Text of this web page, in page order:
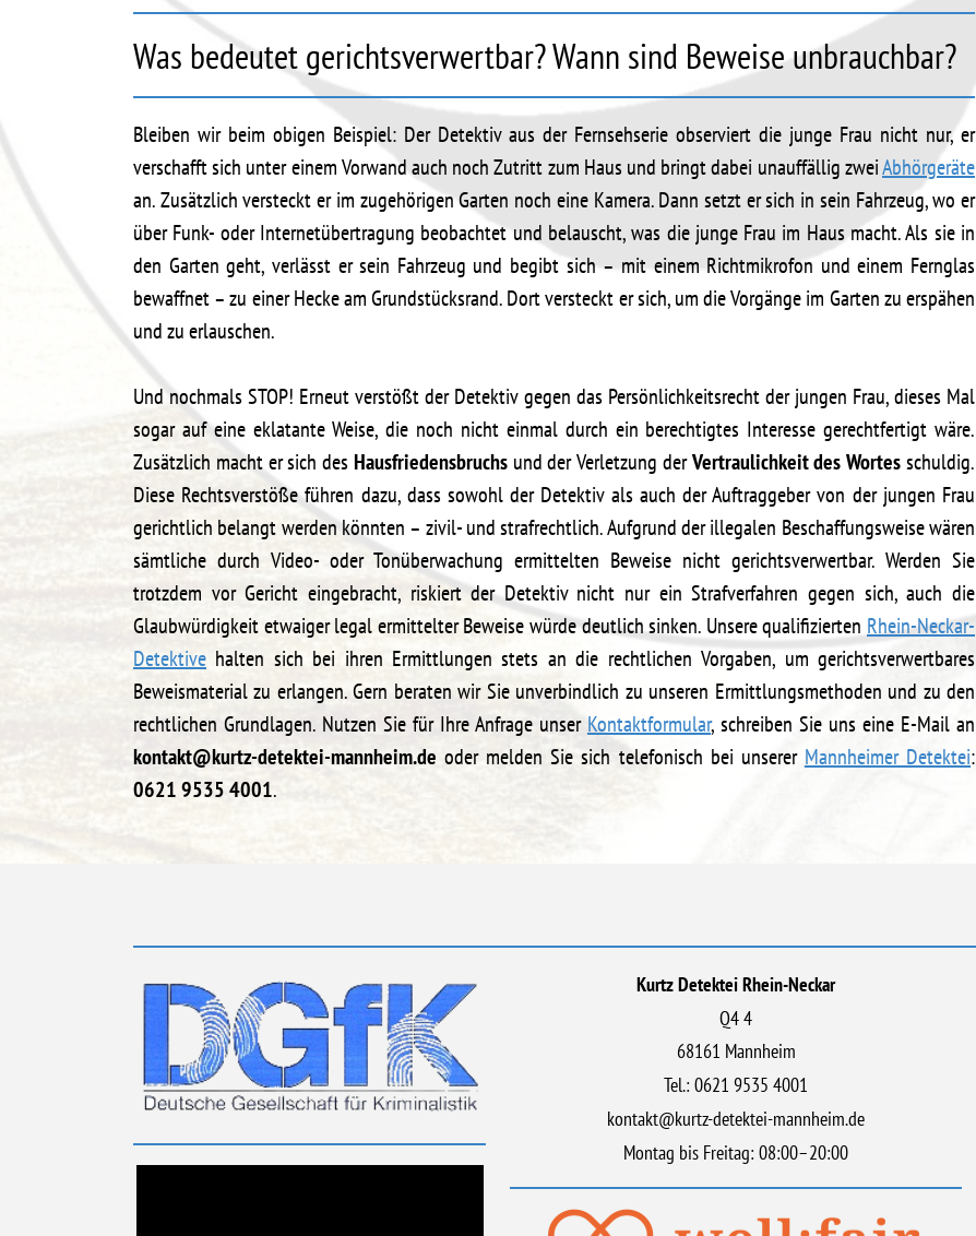
Was bedeutet gerichtsverwertbar? Wann sind Beweise unbrauchbar?
Bleiben wir beim obigen Beispiel: Der Detektiv aus der Fernsehserie observiert die junge Frau nicht nur, er
verschafft sich unter einem Vorwand auch noch Zutritt zum Haus und bringt dabei unauffällig zweiAbhörgeräte
an. Zusätzlich versteckt er im zugehörigen Garten noch eine Kamera. Dann setzt er sich in sein Fahrzeug, wo er
über Funk- oder Internetübertragung beobachtet und belauscht, was die junge Frau im Haus macht. Als sie in
den Garten geht, verlässt er sein Fahrzeug und begibt sich – mit einem Richtmikrofon und einem Fernglas
bewaffnet – zu einer Hecke am Grundstücksrand. Dort versteckt er sich, um die Vorgänge im Garten zu erspähen
und zu erlauschen.
Und nochmals STOP! Erneut verstößt der Detektiv gegen das Persönlichkeitsrecht der jungen Frau, dieses Mal
sogar auf eine eklatante Weise, die noch nicht einmal durch ein berechtigtes Interesse gerechtfertigt wäre.
Zusätzlich macht er sich des Hausfriedensbruchsund der Verletzung derVertraulichkeit des Wortesschuldig.
Diese Rechtsverstöße führen dazu, dass sowohl der Detektiv als auch der Auftraggeber von der jungen Frau
gerichtlich belangt werden könnten – zivil- und strafrechtlich. Aufgrund der illegalen Beschaffungsweise wären
sämtliche durch Video- oder Tonüberwachung ermittelten Beweise nicht gerichtsverwertbar. Werden Sie
trotzdem vor Gericht eingebracht, riskiert der Detektiv nicht nur ein Strafverfahren gegen sich, auch die
Glaubwürdigkeit etwaiger legal ermittelter Beweise würde deutlich sinken. Unsere qualifizierten Rhein-Neckar-
Detektive halten sich bei ihren Ermittlungen stets an die rechtlichen Vorgaben, um gerichtsverwertbares
Beweismaterial zu erlangen. Gern beraten wir Sie unverbindlich zu unseren Ermittlungsmethoden und zu den
rechtlichen Grundlagen. Nutzen Sie für Ihre Anfrage unser Kontaktformular, schreiben Sie uns eine E-Mail an
kontakt@kurtz-detektei-mannheim.de oder melden Sie sich telefonisch bei unserer Mannheimer Detektei:
0621 9535 4001.
Kurtz Detektei Rhein-Neckar
Q4 4
68161 Mannheim
Tel.: 0621 9535 4001
kontakt@kurtz-detektei-mannheim.de
Montag bis Freitag: 08:00–20:00